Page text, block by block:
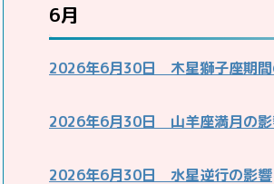
6月
2026年6月30日 木星獅子座期間
2026年6月30日 山羊座満月の
2026年6月30日 水星逆行の影響